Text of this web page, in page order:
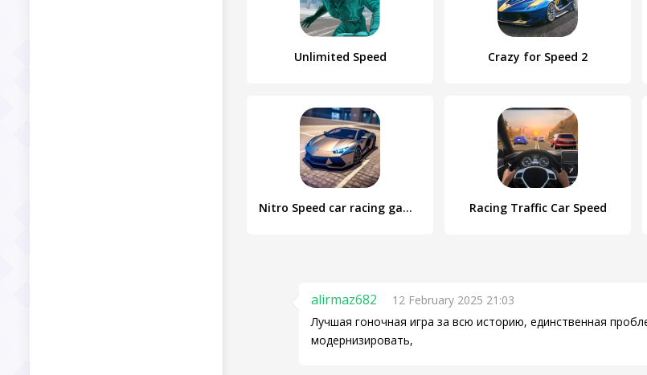
Unlimited Speed Crazy for Speed 2
Nitro Speed car racing games Racing Traffic Car Speed
alirmaz682
12 February 2025 21:03
Лучшая гоночная игра за всю историю, единственная
модернизировать,